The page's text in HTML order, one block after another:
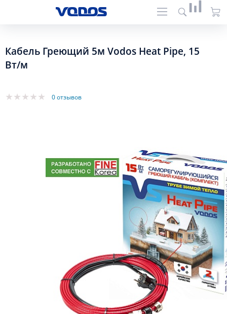
Кабель Греющий 5м Vodos Heat Pipe, 15
Вт/м
0 отзывов